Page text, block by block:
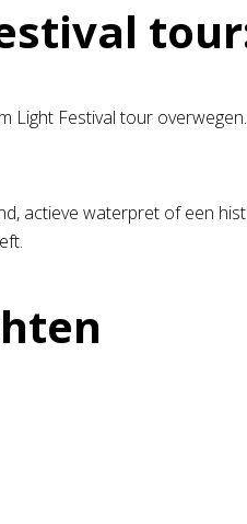
Light Festival tour
actieve waterpret of een